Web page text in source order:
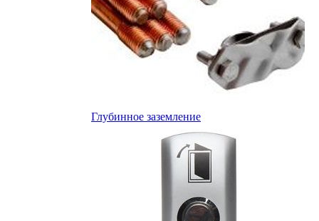
Глубинное заземление